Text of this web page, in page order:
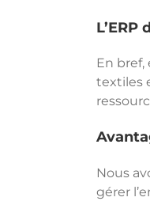
En
textiles
Nous
gérer